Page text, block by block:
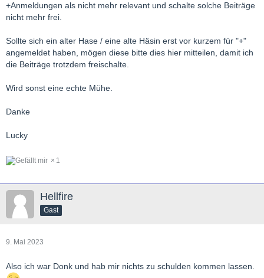
+Anmeldungen als nicht mehr relevant und schalte solche Beiträge
nicht mehr frei.
Sollte sich ein alter Hase / eine alte Häsin erst vor kurzem für "+"
angemeldet haben, mögen diese bitte dies hier mitteilen, damit ich
die Beiträge trotzdem freischalte.
Wird sonst eine echte Mühe.
Danke
Lucky
1
Hellfire
Gast
9. Mai 2023
Also ich war Donk und hab mir nichts zu schulden kommen lassen.